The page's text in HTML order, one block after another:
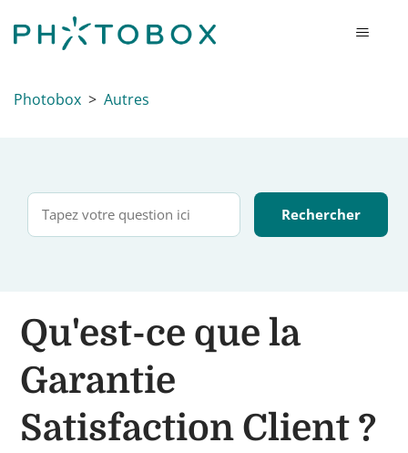
Photobox Autres
Qu'est-ce que la
Garantie
Satisfaction Client ?